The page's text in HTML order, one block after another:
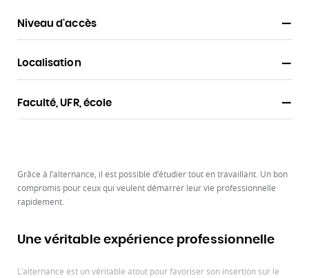
Niveau d'accès
Localisation
Faculté, UFR, école
Grâce à l’alternance, il est possible d’étudier tout en travaillant. Un bon
compromis pour ceux qui veulent démarrer leur vie professionnelle
rapidement.
Une véritable expérience professionnelle
L’alternance est un véritable atout pour favoriser son insertion sur le